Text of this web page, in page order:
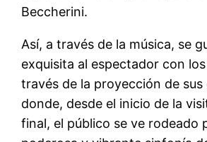
Beccherini.
Así, a través de la música, se
exquisita al espectador con
través de la proyección de sus
donde, desde el inicio de la
final, el público se ve rodeado